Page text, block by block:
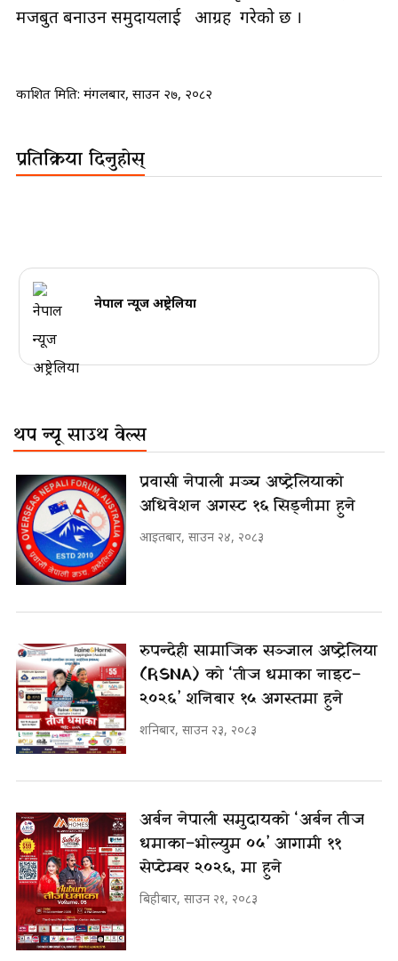
मजबुत बनाउन समुदायलाई आग्रह गरेको छ ।
प्रकाशित मिति: मंगलबार, साउन २७, २०८२
प्रतिक्रिया दिनुहोस्
नेपाल न्यूज अष्ट्रेलिया
थप न्यू साउथ वेल्स
प्रवासी नेपाली मञ्च अष्ट्रेलियाको
अधिवेशन अगस्ट १६ सिड्नीमा हुने
आइतबार, साउन २४, २०८३
रुपन्देही सामाजिक सञ्जाल अष्ट्रेलिया
(RSNA) को ‘तीज धमाका नाइट–
२०२६’ शनिबार १५ अगस्तमा हुने
शनिबार, साउन २३, २०८३
अर्बन नेपाली समुदायको ‘अर्बन तीज
धमाका–भोल्युम ०५’ आगामी ११
सेप्टेम्बर २०२६, मा हुने
बिहीबार, साउन २१, २०८३